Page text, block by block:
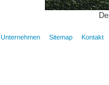
Unternehmen Sitemap Kontakt